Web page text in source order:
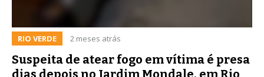
RIO VERDE 2 meses atrás
Suspeita de atear fogo em vítima é presa
dias depois no Jardim Mondale, em Rio